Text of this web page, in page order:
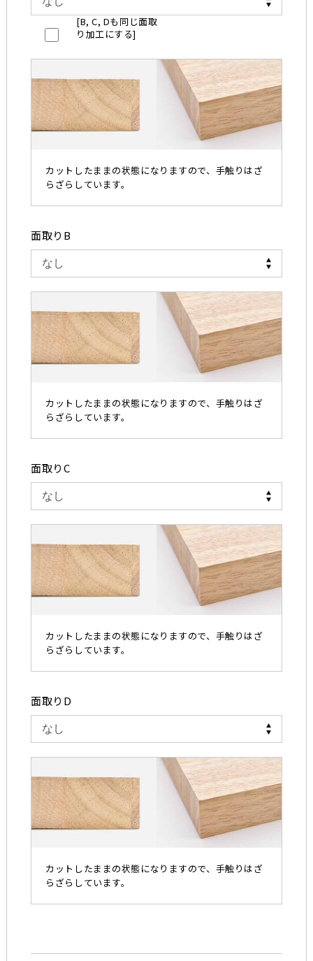
[B, C, Dも同じ面取
り加工にする]
カットしたままの状態になりますので、手触りはざ
らざらしています。
面取りB
カットしたままの状態になりますので、手触りはざ
らざらしています。
面取りC
カットしたままの状態になりますので、手触りはざ
らざらしています。
面取りD
カットしたままの状態になりますので、手触りはざ
らざらしています。